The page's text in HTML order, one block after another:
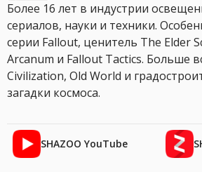
Более 16 лет в индустрии
сериалов, науки и техники.
серии Fallout, ценитель The Elder
Arcanum и Fallout Tactics. Больше
Civilization, Old World и
загадки космоса.
SHAZOO YouTube